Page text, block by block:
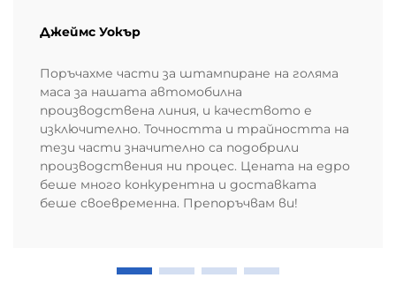
Джеймс Уокър
Поръчахме части за штампиране на голяма
маса за нашата автомобилна
производствена линия, и качеството е
изключително. Точността и трайността на
тези части значително са подобрили
производствения ни процес. Цената на едро
беше много конкурентна и доставката
беше своевременна. Препоръчвам ви!